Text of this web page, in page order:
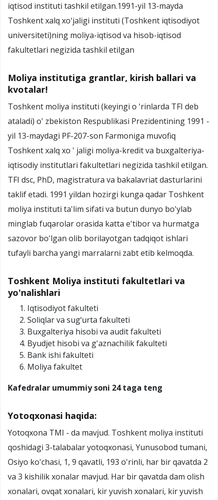
iqtisod instituti tashkil etilgan.1991-yil 13-mayda
Toshkent xalq xoʻjaligi instituti (Toshkent iqtisodiyot
universiteti)ning moliya-iqtisod va hisob-iqtisod
fakultetlari negizida tashkil etilgan
Moliya institutiga grantlar, kirish ballari va
kvotalar!
Toshkent moliya instituti (keyingi o 'rinlarda TFI deb
ataladi) o' zbekiston Respublikasi Prezidentining 1991 -
yil 13-maydagi PF-207-son Farmoniga muvofiq
Toshkent xalq xo ' jaligi moliya-kredit va buxgalteriya-
iqtisodiy institutlari fakultetlari negizida tashkil etilgan.
TFI dsc, PhD, magistratura va bakalavriat dasturlarini
taklif etadi. 1991 yildan hozirgi kunga qadar Toshkent
moliya instituti ta'lim sifati va butun dunyo bo'ylab
minglab fuqarolar orasida katta e'tibor va hurmatga
sazovor bo'lgan olib borilayotgan tadqiqot ishlari
tufayli barcha yangi marralarni zabt etib kelmoqda.
Toshkent Moliya instituti fakultetlari va
yo'nalishlari
Iqtisodiyot fakulteti
Soliqlar va sug‘urta fakulteti
Buxgalteriya hisobi va audit fakulteti
Byudjet hisobi va g'aznachilik fakulteti
Bank ishi fakulteti
Moliya fakultet
Kafedralar umummiy soni 24 taga teng
Yotoqxonasi haqida:
Yotoqxona TMI - da mavjud. Toshkent moliya instituti
qoshidagi 3-talabalar yotoqxonasi, Yunusobod tumani,
Osiyo ko'chasi, 1, 9 qavatli, 193 o'rinli, har bir qavatda 2
va 3 kishilik xonalar mavjud. Har bir qavatda dam olish
xonalari, ovqat xonalari, kir yuvish xonalari, kir yuvish